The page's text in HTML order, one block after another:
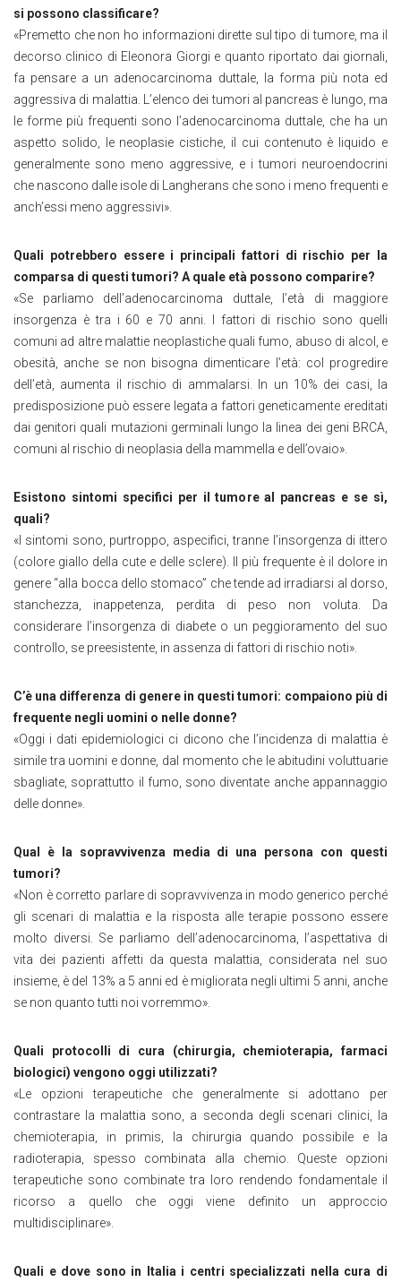
si possono classificare?
«Premetto che non ho informazioni dirette sul tipo di tumore, ma il
decorso clinico di Eleonora Giorgi e quanto riportato dai giornali,
fa pensare a un adenocarcinoma duttale, la forma più nota ed
aggressiva di malattia. L’elenco dei tumori al pancreas è lungo, ma
le forme più frequenti sono l’adenocarcinoma duttale, che ha un
aspetto solido, le neoplasie cistiche, il cui contenuto è liquido e
generalmente sono meno aggressive, e i tumori neuroendocrini
che nascono dalle isole di Langherans che sono i meno frequenti e
anch’essi meno aggressivi».
Quali potrebbero essere i principali fattori di rischio per la
comparsa di questi tumori? A quale età possono comparire?
«Se parliamo dell’adenocarcinoma duttale, l’età di maggiore
insorgenza è tra i 60 e 70 anni. I fattori di rischio sono quelli
comuni ad altre malattie neoplastiche quali fumo, abuso di alcol, e
obesità, anche se non bisogna dimenticare l’età: col progredire
dell’età, aumenta il rischio di ammalarsi. In un 10% dei casi, la
predisposizione può essere legata a fattori geneticamente ereditati
dai genitori quali mutazioni germinali lungo la linea dei geni BRCA,
comuni al rischio di neoplasia della mammella e dell’ovaio».
Esistono sintomi specifici per il tumore al pancreas e se sì,
quali?
«I sintomi sono, purtroppo, aspecifici, tranne l’insorgenza di ittero
(colore giallo della cute e delle sclere). Il più frequente è il dolore in
genere “alla bocca dello stomaco” che tende ad irradiarsi al dorso,
stanchezza, inappetenza, perdita di peso non voluta. Da
considerare l’insorgenza di diabete o un peggioramento del suo
controllo, se preesistente, in assenza di fattori di rischio noti».
C’è una differenza di genere in questi tumori: compaiono più di
frequente negli uomini o nelle donne?
«Oggi i dati epidemiologici ci dicono che l’incidenza di malattia è
simile tra uomini e donne, dal momento che le abitudini voluttuarie
sbagliate, soprattutto il fumo, sono diventate anche appannaggio
delle donne».
Qual è la sopravvivenza media di una persona con questi
tumori?
«Non è corretto parlare di sopravvivenza in modo generico perché
gli scenari di malattia e la risposta alle terapie possono essere
molto diversi. Se parliamo dell’adenocarcinoma, l’aspettativa di
vita dei pazienti affetti da questa malattia, considerata nel suo
insieme, è del 13% a 5 anni ed è migliorata negli ultimi 5 anni, anche
se non quanto tutti noi vorremmo».
Quali protocolli di cura (chirurgia, chemioterapia, farmaci
biologici) vengono oggi utilizzati?
«Le opzioni terapeutiche che generalmente si adottano per
contrastare la malattia sono, a seconda degli scenari clinici, la
chemioterapia, in primis, la chirurgia quando possibile e la
radioterapia, spesso combinata alla chemio. Queste opzioni
terapeutiche sono combinate tra loro rendendo fondamentale il
ricorso a quello che oggi viene definito un approccio
multidisciplinare».
Quali e dove sono in Italia i centri specializzati nella cura di